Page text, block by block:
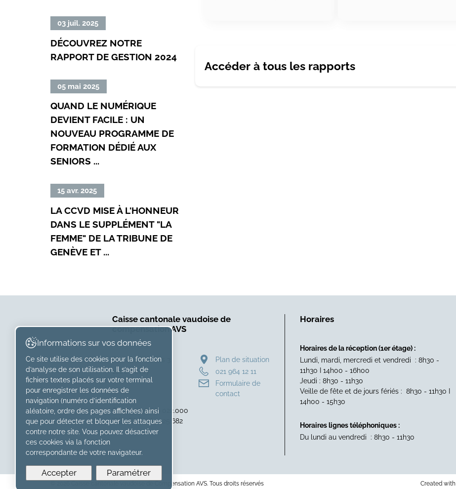
messages
de
paiement
»
sociales
:
ce
qui
changer
en
2026
»
03 juil. 2025
DÉCOUVREZ NOTRE
RAPPORT DE GESTION 2024
Lire
suite
de
Découvrez
notre
rapport
de
gestion
2024
»
05 mai 2025
QUAND LE NUMÉRIQUE
DEVIENT FACILE : UN
NOUVEAU PROGRAMME DE
FORMATION DÉDIÉ AUX
SENIORS ...
Lire
suite
de
«
Quand
le
devient
facile
:
un
nouveau
programme
de
aux
&
CCVD
»
15 avr. 2025
LA CCVD MISE À L'HONNEUR
DANS LE SUPPLÉMENT "LA
FEMME" DE LA TRIBUNE DE
GENÈVE ET ...
Lire
suite
de
«
La
le
supplément
Femme"
de
la
Tribune
de
Genève
et
24
»
Accéder à tous les rapports
Caisse cantonale vaudoise de
compensation AVS
Rue des Moulins 3
1800 Vevey
Plan de situation
021 964 12 11
Formulaire de
contact
Caisse numéro 022.000
IDE : CHE-265.425.682
Horaires
Horaires de la réception (1er étage) :
Lundi, mardi, mercredi et vendredi : 8h30 -
11h30 I 14h00 - 16h00
Jeudi : 8h30 - 11h30
Veille de fête et de jours fériés : 8h30 - 11h30 I
14h00 - 15h30
Horaires lignes téléphoniques :
Du lundi au vendredi : 8h30 - 11h30
© 2026 Caisse cantonale vaudoise de Compensation AVS. Tous droits réservés Created with
Informations sur vos données
Ce site utilise des cookies pour la fonction
d’analyse de son utilisation. Il s’agit de
fichiers textes placés sur votre terminal
pour enregistrer les données de
navigation (numéro d’identification
aléatoire, ordre des pages affichées) ainsi
que pour détecter et bloquer les attaques
contre notre site. Vous pouvez désactiver
ces cookies via la fonction
correspondante de votre navigateur.
Accepter Paramétrer